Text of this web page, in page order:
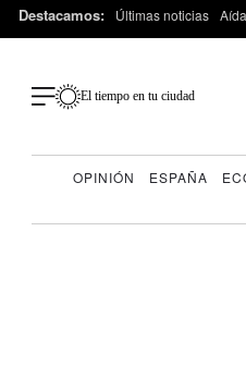
Destacamos: Últimas noticias
El tiempo en tu ciudad
OPINIÓN ESPAÑA